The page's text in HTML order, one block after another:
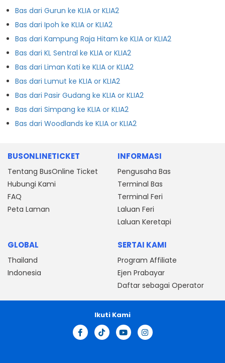
Bas dari Gurun ke KLIA or KLIA2
Bas dari Ipoh ke KLIA or KLIA2
Bas dari Kampung Raja Hitam ke KLIA or KLIA2
Bas dari KL Sentral ke KLIA or KLIA2
Bas dari Liman Kati ke KLIA or KLIA2
Bas dari Lumut ke KLIA or KLIA2
Bas dari Pasir Gudang ke KLIA or KLIA2
Bas dari Simpang ke KLIA or KLIA2
Bas dari Woodlands ke KLIA or KLIA2
BUSONLINETICKET
Tentang BusOnline Ticket
Hubungi Kami
FAQ
Peta Laman
INFORMASI
Pengusaha Bas
Terminal Bas
Terminal Feri
Laluan Feri
Laluan Keretapi
GLOBAL
Thailand
Indonesia
SERTAI KAMI
Program Affiliate
Ejen Prabayar
Daftar sebagai Operator
Ikuti Kami